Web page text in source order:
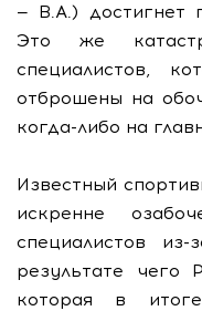
— В.А.) достигнет
Это же
специалистов,
отброшены на
когда-либо на
Известный
искренне
специалистов
результате чего
которая в